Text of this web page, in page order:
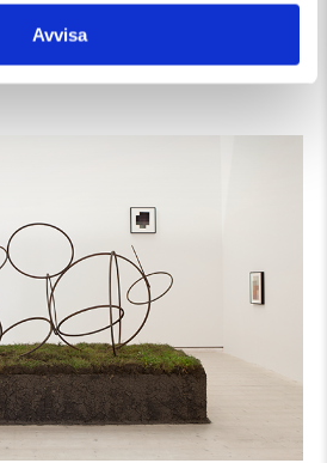
Avvisa
Domain
utställning